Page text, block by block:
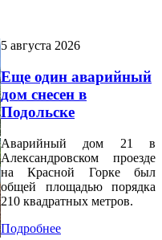
5 августа 2026
Еще один аварийный
дом снесен в
Подольске
Аварийный дом 21 в
Александровском проезде
на Красной Горке был
общей площадью порядка
210 квадратных метров.
Подробнее